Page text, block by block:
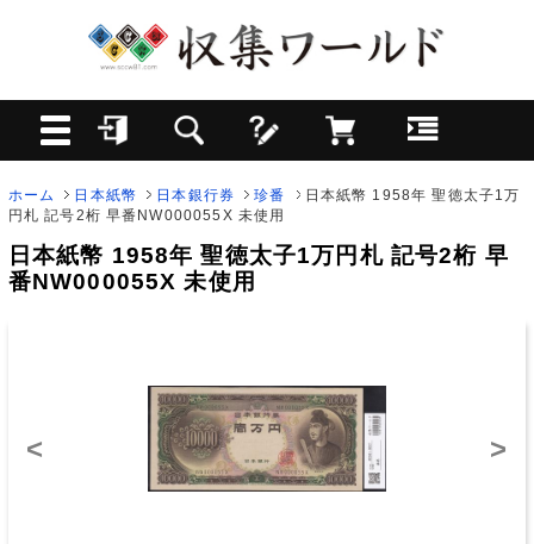
ホーム 日本紙幣 日本銀行券 珍番
日本紙幣 1958年 聖徳太子1万
円札 記号2桁 早番NW000055X 未使用
日本紙幣 1958年 聖徳太子1万円札 記号2桁 早
番NW000055X 未使用
< >